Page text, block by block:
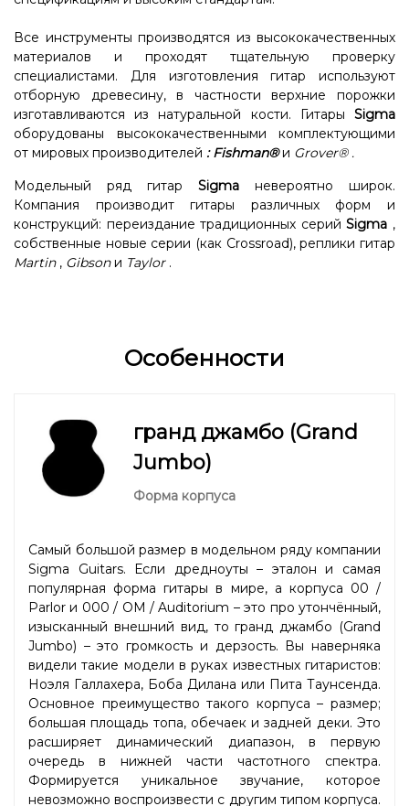
Все инструменты производятся из высококачественных
материалов и проходят тщательную проверку
специалистами. Для изготовления гитар используют
отборную древесину, в частности верхние порожки
изготавливаются из натуральной кости. Гитары Sigma
оборудованы высококачественными комплектующими
от мировых производителей :Fishman® и Grover® .
Модельный ряд гитар Sigma невероятно широк.
Компания производит гитары различных форм и
конструкций: переиздание традиционных серийSigma ,
собственные новые серии (как Crossroad), реплики гитар
Martin, Gibsonи Taylor.
Особенности
гранд джамбо (Grand
Jumbo)
Форма корпуса
Самый большой размер в модельном ряду компании
Sigma Guitars. Если дредноуты – эталон и самая
популярная форма гитары в мире, а корпуса 00 /
Parlor и 000 / OM / Auditorium – это про утончённый,
изысканный внешний вид, то гранд джамбо (Grand
Jumbo) – это громкость и дерзость. Вы наверняка
видели такие модели в руках известных гитаристов:
Ноэля Галлахера, Боба Дилана или Пита Таунсенда.
Основное преимущество такого корпуса – размер;
большая площадь топа, обечаек и задней деки. Это
расширяет динамический диапазон, в первую
очередь в нижней части частотного спектра.
Формируется уникальное звучание, которое
невозможно воспроизвести с другим типом корпуса.